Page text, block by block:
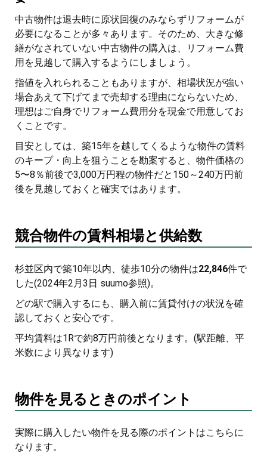
中古物件は退去時に原状回復のみならずリフォームが
必要になることが多々あります。そのため、大きな修
繕がなされていない中古物件の購入は、リフォーム費
用を見越して購入するようにしましょう。
指値を入れられることもありますが、相場状況が強い
場合あえて下げてまで売却する理由にならないため、
理想はご自身でリフォーム費用分を現金で用意してお
くことです。
目安としては、築15年を越してくるような物件の賃料
のキープ・向上を狙うことを勘案すると、物件価格の
5〜8％前後で3,000万円程の物件だと150～240万円前
後を見越しておくと確実ではあります。
競合物件の賃料相場と供給数
杉並区内で築10年以内、徒歩10分の物件は22,846件で
した(2024年2月3日 suumo参照)。
どの駅で購入するにも、購入前に賃貸付けの状況を確
認しておくと安心です。
平均賃料は1Rで約8万円前後となります。(駅距離、平
米数により異なります)
物件を見るときのポイント
実際に購入したい物件を見る際のポイントはこちらに
なります。